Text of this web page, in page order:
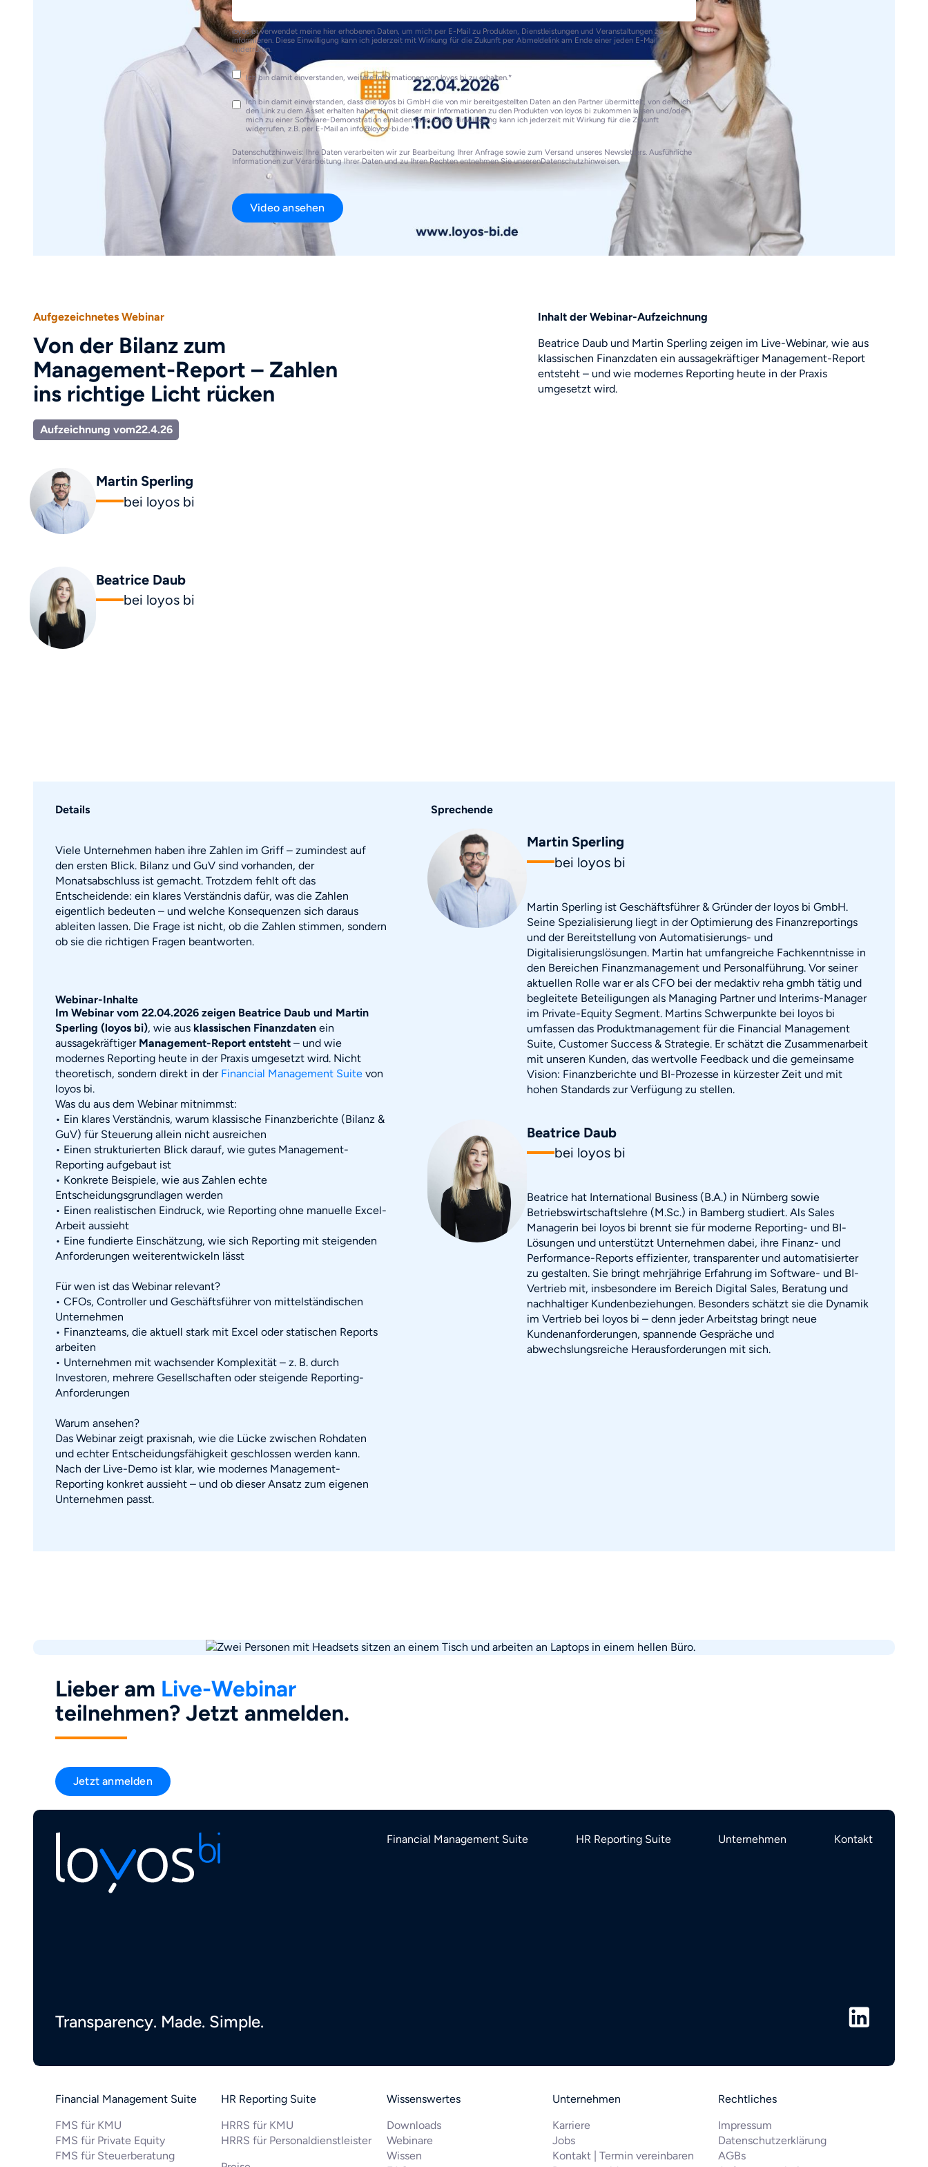
loyos bi verwendet meine hier erhobenen Daten, um mich per E-Mail zu Produkten, Dienstleistungen und Veranstaltungen zu
informieren. Diese Einwilligung kann ich jederzeit mit Wirkung für die Zukunft per Abmeldelink am Ende einer jeden E-Mail
widerrufen.
Ich bin damit einverstanden, weitere Informationen von loyos bi zu erhalten.*
Ich bin damit einverstanden, dass die loyos bi GmbH die von mir bereitgestellten Daten an den Partner übermittelt, von dem ich
den Link zu dem Asset erhalten habe, damit dieser mir Informationen zu den Produkten von loyos bi zukommen lassen und/oder
mich zu einer Software-Demonstration einladen kann. Diese Einwilligung kann ich jederzeit mit Wirkung für die Zukunft
widerrufen, z.B. per E-Mail an info@loyos-bi.de *
Datenschutzhinweis: Ihre Daten verarbeiten wir zur Bearbeitung Ihrer Anfrage sowie zum Versand unseres Newsletters. Ausführliche
Informationen zur Verarbeitung Ihrer Daten und zu Ihren Rechten entnehmen Sie unserenDatenschutzhinweisen.
Aufgezeichnetes Webinar
Von der Bilanz zum
Management-Report – Zahlen
ins richtige Licht rücken
Aufzeichnung vom22.4.26
Martin Sperling
bei loyos bi
Beatrice Daub
bei loyos bi
Inhalt der Webinar-Aufzeichnung
Beatrice Daub und Martin Sperling zeigen im Live-Webinar, wie aus
klassischen Finanzdaten ein aussagekräftiger Management-Report
entsteht – und wie modernes Reporting heute in der Praxis
umgesetzt wird.
Details
Viele Unternehmen haben ihre Zahlen im Griff – zumindest auf
den ersten Blick. Bilanz und GuV sind vorhanden, der
Monatsabschluss ist gemacht. Trotzdem fehlt oft das
Entscheidende: ein klares Verständnis dafür, was die Zahlen
eigentlich bedeuten – und welche Konsequenzen sich daraus
ableiten lassen. Die Frage ist nicht, ob die Zahlen stimmen, sondern
ob sie die richtigen Fragen beantworten.
Webinar-Inhalte
Im Webinar vom 22.04.2026 zeigen Beatrice Daub und Martin
Sperling (loyos bi), wie aus klassischen Finanzdaten ein
aussagekräftigerManagement-Report entsteht – und wie
modernes Reporting heute in der Praxis umgesetzt wird. Nicht
theoretisch, sondern direkt in der Financial Management Suite von
loyos bi.
Was du aus dem Webinar mitnimmst:
• Ein klares Verständnis, warum klassische Finanzberichte (Bilanz &
GuV) für Steuerung allein nicht ausreichen
• Einen strukturierten Blick darauf, wie gutes Management-
Reporting aufgebaut ist
• Konkrete Beispiele, wie aus Zahlen echte
Entscheidungsgrundlagen werden
• Einen realistischen Eindruck, wie Reporting ohne manuelle Excel-
Arbeit aussieht
• Eine fundierte Einschätzung, wie sich Reporting mit steigenden
Anforderungen weiterentwickeln lässt
Für wen ist das Webinar relevant?
• CFOs, Controller und Geschäftsführer von mittelständischen
Unternehmen
• Finanzteams, die aktuell stark mit Excel oder statischen Reports
arbeiten
• Unternehmen mit wachsender Komplexität – z. B. durch
Investoren, mehrere Gesellschaften oder steigende Reporting-
Anforderungen
Warum ansehen?
Das Webinar zeigt praxisnah, wie die Lücke zwischen Rohdaten
und echter Entscheidungsfähigkeit geschlossen werden kann.
Nach der Live-Demo ist klar, wie modernes Management-
Reporting konkret aussieht – und ob dieser Ansatz zum eigenen
Unternehmen passt.
Sprechende
Martin Sperling
bei loyos bi
Martin Sperling ist Geschäftsführer & Gründer der loyos bi GmbH.
Seine Spezialisierung liegt in der Optimierung des Finanzreportings
und der Bereitstellung von Automatisierungs- und
Digitalisierungslösungen. Martin hat umfangreiche Fachkenntnisse in
den Bereichen Finanzmanagement und Personalführung. Vor seiner
aktuellen Rolle war er als CFO bei der medaktiv reha gmbh tätig und
begleitete Beteiligungen als Managing Partner und Interims-Manager
im Private-Equity Segment. Martins Schwerpunkte bei loyos bi
umfassen das Produktmanagement für die Financial Management
Suite, Customer Success & Strategie. Er schätzt die Zusammenarbeit
mit unseren Kunden, das wertvolle Feedback und die gemeinsame
Vision: Finanzberichte und BI-Prozesse in kürzester Zeit und mit
hohen Standards zur Verfügung zu stellen.
Beatrice Daub
bei loyos bi
Beatrice hat International Business (B.A.) in Nürnberg sowie
Betriebswirtschaftslehre (M.Sc.) in Bamberg studiert. Als Sales
Managerin bei loyos bi brennt sie für moderne Reporting- und BI-
Lösungen und unterstützt Unternehmen dabei, ihre Finanz- und
Performance-Reports effizienter, transparenter und automatisierter
zu gestalten. Sie bringt mehrjährige Erfahrung im Software- und BI-
Vertrieb mit, insbesondere im Bereich Digital Sales, Beratung und
nachhaltiger Kundenbeziehungen. Besonders schätzt sie die Dynamik
im Vertrieb bei loyos bi – denn jeder Arbeitstag bringt neue
Kundenanforderungen, spannende Gespräche und
abwechslungsreiche Herausforderungen mit sich.
Lieber am Live-Webinar
teilnehmen? Jetzt anmelden.
Jetzt anmelden
Financial Management Suite HR Reporting Suite Unternehmen Kontakt
Transparency. Made. Simple.
Financial Management Suite
FMS für KMU
FMS für Private Equity
FMS für Steuerberatung
HR Reporting Suite
HRRS für KMU
HRRS für Personaldienstleister
Wissenswertes
Downloads
Webinare
Wissen
Unternehmen
Karriere
Jobs
Kontakt | Termin vereinbaren
Rechtliches
Impressum
Datenschutzerklärung
AGBs